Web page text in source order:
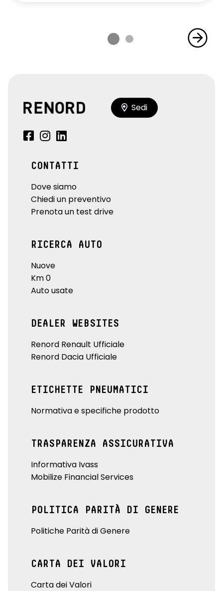
Sedi
CONTATTI
Dove siamo
Chiedi un preventivo
Prenota un test drive
RICERCA AUTO
Nuove
Km 0
Auto usate
DEALER WEBSITES
Renord Renault Ufficiale
Renord Dacia Ufficiale
ETICHETTE PNEUMATICI
Normativa e specifiche prodotto
TRASPARENZA ASSICURATIVA
Informativa Ivass
Mobilize Financial Services
POLITICA PARITÀ DI GENERE
Politiche Parità di Genere
CARTA DEI VALORI
Carta dei Valori